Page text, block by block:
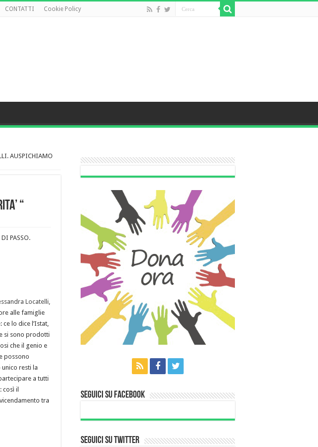
CONTATTI Cookie Policy
AUSPICHIAMO
“
PASSO.
Locatelli,
alle famiglie
lo dice l’Istat,
si sono prodotti
che il genio e
possono
resti la
a tutti
il
tra
Seguici su Facebook
Seguici su Twitter